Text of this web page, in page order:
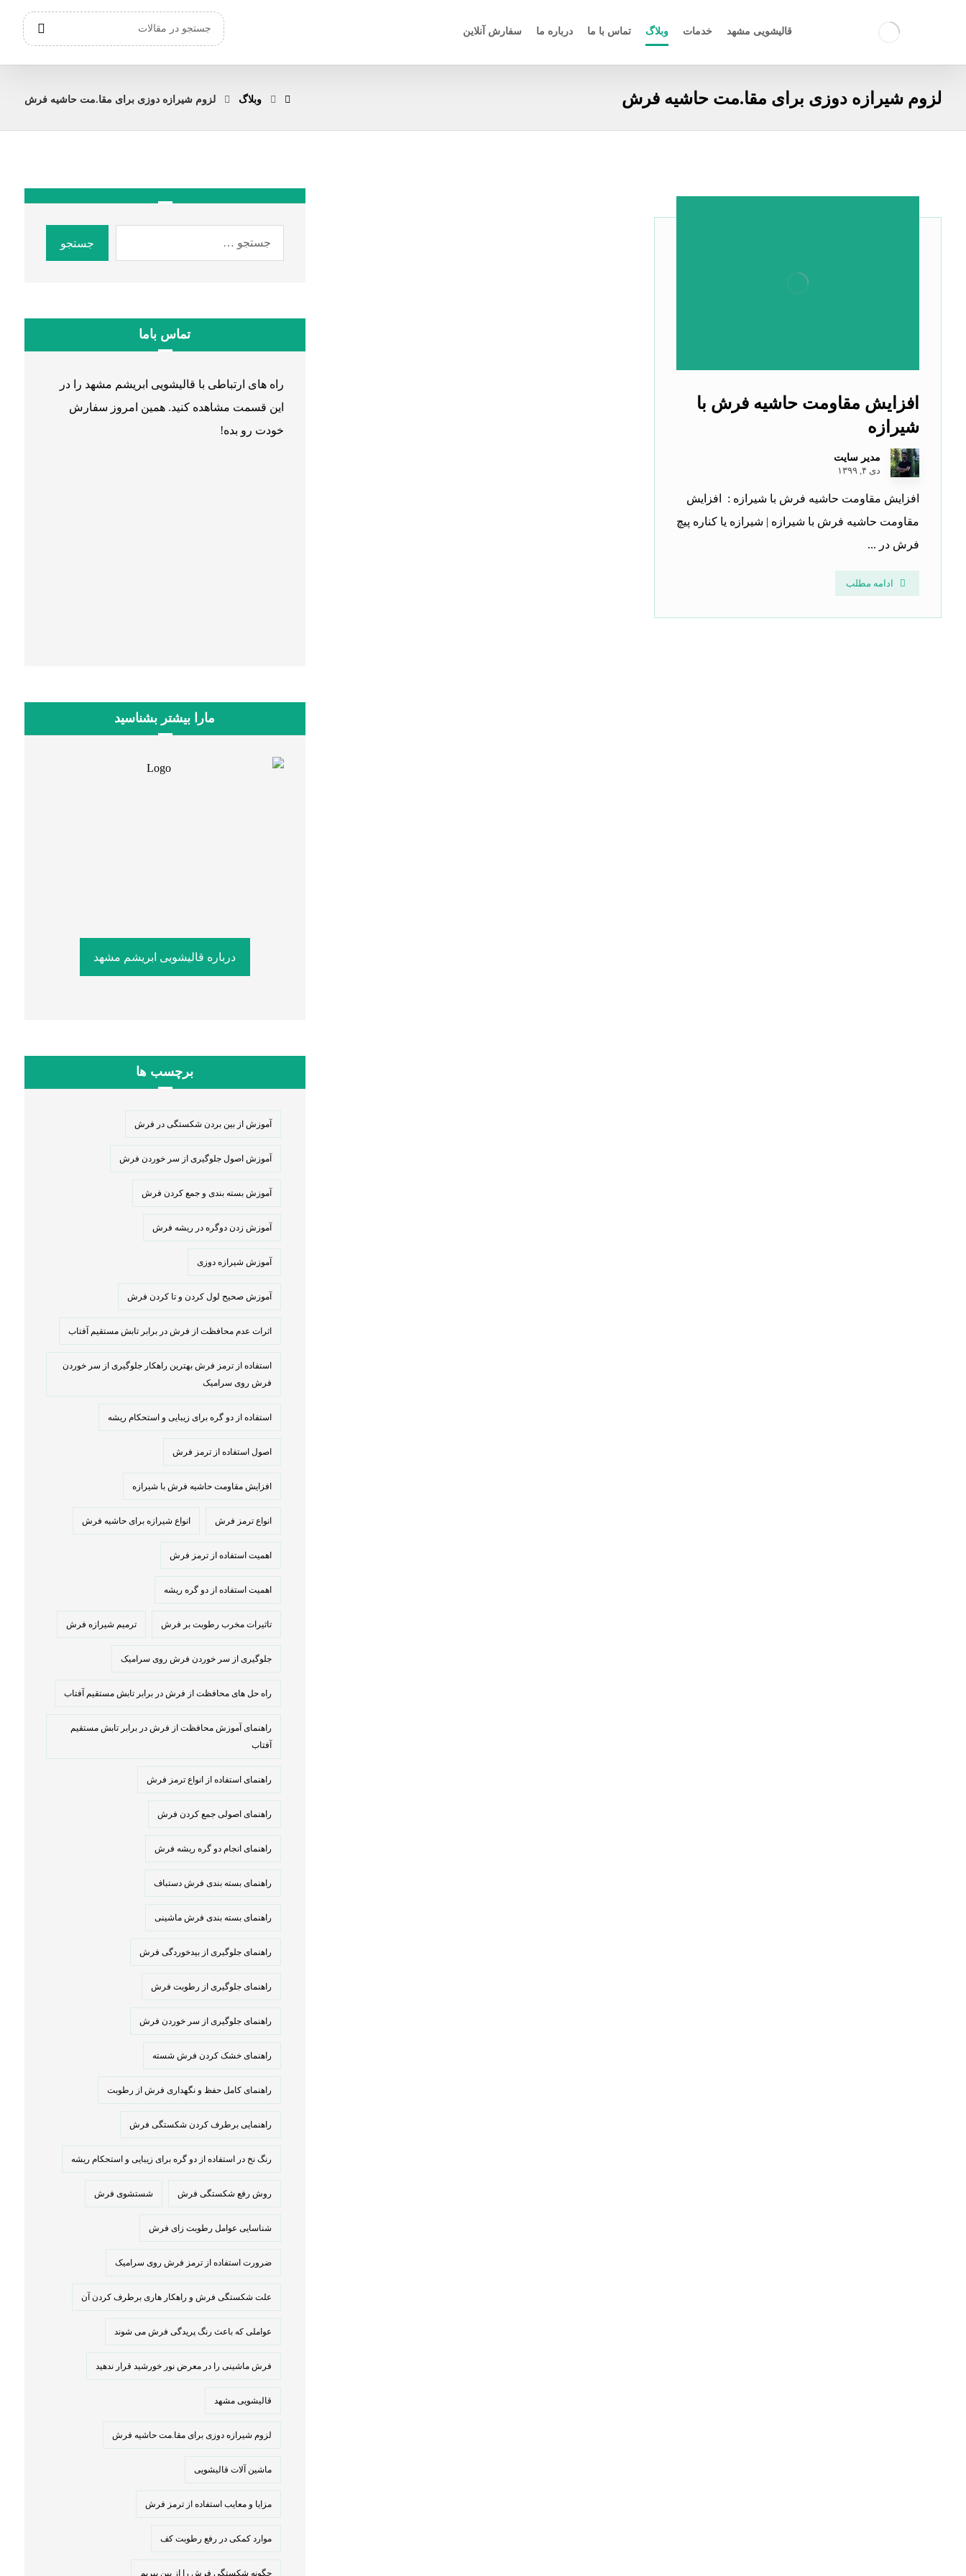
قالیشویی مشهد خدمات وبلاگ تماس با ما درباره ما سفارش آنلاین
لزوم شیرازه دوزی برای مقا.مت حاشیه فرش وبلاگ لزوم شیرازه دوزی برای مقا.مت حاشیه فرش
افزایش مقاومت حاشیه فرش با
شیرازه
مدیر سایت
دی ۴, ۱۳۹۹
افزایش مقاومت حاشیه فرش با شیرازه : افزایش
مقاومت حاشیه فرش با شیرازه | شیرازه یا کناره پیچ
فرش در ...
ادامه مطلب
تماس باما
راه های ارتباطی با قالیشویی ابریشم مشهد را در
این قسمت مشاهده کنید. همین امروز سفارش
خودت رو بده!
مارا بیشتر بشناسید
درباره قالیشویی ابریشم مشهد
برچسب ها
آموزش از بین بردن شکستگی در فرش
آموزش اصول جلوگیری از سر خوردن فرش
آموزش بسته بندی و جمع کردن فرش
آموزش زدن دوگره در ریشه فرش
آموزش شیرازه دوزی
آموزش صحیح لول کردن و تا کردن فرش
اثرات عدم محافظت از فرش در برابر تابش مستقیم آفتاب
استفاده از ترمز فرش بهترین راهکار جلوگیری از سر خوردن
فرش روی سرامیک
استفاده از دو گره برای زیبایی و استحکام ریشه
اصول استفاده از ترمز فرش
افزایش مقاومت حاشیه فرش با شیرازه
انواع ترمز فرش انواع شیرازه برای حاشیه فرش
اهمیت استفاده از ترمز فرش
اهمیت استفاده از دو گره ریشه
تاثیرات مخرب رطوبت بر فرش ترمیم شیرازه فرش
جلوگیری از سر خوردن فرش روی سرامیک
راه حل های محافظت از فرش در برابر تابش مستقیم آفتاب
راهنمای آموزش محافظت از فرش در برابر تابش مستقیم
آفتاب
راهنمای استفاده از انواع ترمز فرش
راهنمای اصولی جمع کردن فرش
راهنمای انجام دو گره ریشه فرش
راهنمای بسته بندی فرش دستباف
راهنمای بسته بندی فرش ماشینی
راهنمای جلوگیری از بیدخوردگی فرش
راهنمای جلوگیری از رطوبت فرش
راهنمای جلوگیری از سر خوردن فرش
راهنمای خشک کردن فرش شسته
راهنمای کامل حفظ و نگهداری فرش از رطوبت
راهنمایی برطرف کردن شکستگی فرش
رنگ نخ در استفاده از دو گره برای زیبایی و استحکام ریشه
روش رفع شکستگی فرش شستشوی فرش
شناسایی عوامل رطوبت زای فرش
ضرورت استفاده از ترمز فرش روی سرامیک
علت شکستگی فرش و راهکار هاری برطرف کردن آن
عواملی که باعث رنگ پریدگی فرش می شوند
فرش ماشینی را در معرض نور خورشید قرار ندهید
قالیشویی مشهد
لزوم شیرازه دوزی برای مقا.مت حاشیه فرش
ماشین آلات قالیشویی
مزایا و معایب استفاده از ترمز فرش
موارد کمکی در رفع رطوبت کف
چگونه شکستگی فرش را از بین ببریم